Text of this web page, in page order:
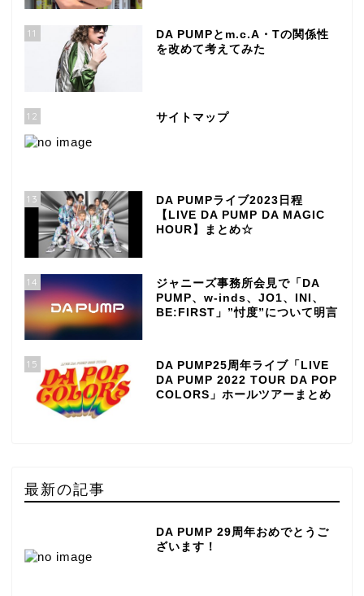
11
DA PUMPとm.c.A・Tの関係性
を改めて考えてみた
12 サイトマップ
13
DA PUMPライブ2023日程
【LIVE DA PUMP DA MAGIC
HOUR】まとめ☆
14
ジャニーズ事務所会見で「DA
PUMP、w-inds、JO1、INI、
BE:FIRST」”忖度”について明言
15
DA PUMP25周年ライブ「LIVE
DA PUMP 2022 TOUR DA POP
COLORS」ホールツアーまとめ
最新の記事
DA PUMP 29周年おめでとうご
ざいます！